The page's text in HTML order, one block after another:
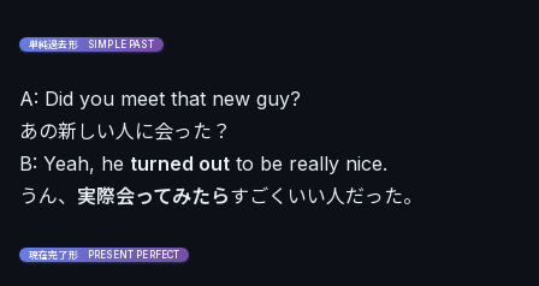
単純過去形 SIMPLE PAST
A: Did you meet that new guy?
あの新しい人に会った？
B: Yeah, he turned out to be really nice.
うん、 実際会ってみたらすごくいい人だった。
現在完了形 PRESENT PERFECT